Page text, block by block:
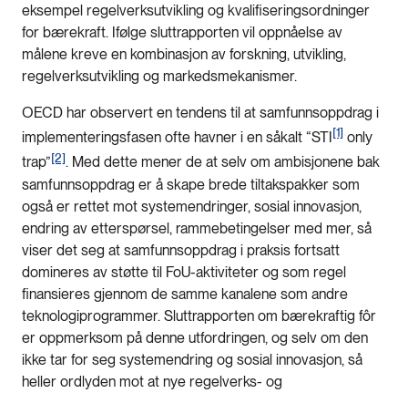
eksempel regelverksutvikling og kvalifiseringsordninger
for bærekraft. Ifølge sluttrapporten vil oppnåelse av
målene kreve en kombinasjon av forskning, utvikling,
regelverksutvikling og markedsmekanismer.
OECD har observert en tendens til at samfunnsoppdrag i
implementeringsfasen ofte havner i en såkalt “STI [1] only
trap”[2]. Med dette mener de at selv om ambisjonene bak
samfunnsoppdrag er å skape brede tiltakspakker som
også er rettet mot systemendringer, sosial innovasjon,
endring av etterspørsel, rammebetingelser med mer, så
viser det seg at samfunnsoppdrag i praksis fortsatt
domineres av støtte til FoU-aktiviteter og som regel
finansieres gjennom de samme kanalene som andre
teknologiprogrammer. Sluttrapporten om bærekraftig fôr
er oppmerksom på denne utfordringen, og selv om den
ikke tar for seg systemendring og sosial innovasjon, så
heller ordlyden mot at nye regelverks- og